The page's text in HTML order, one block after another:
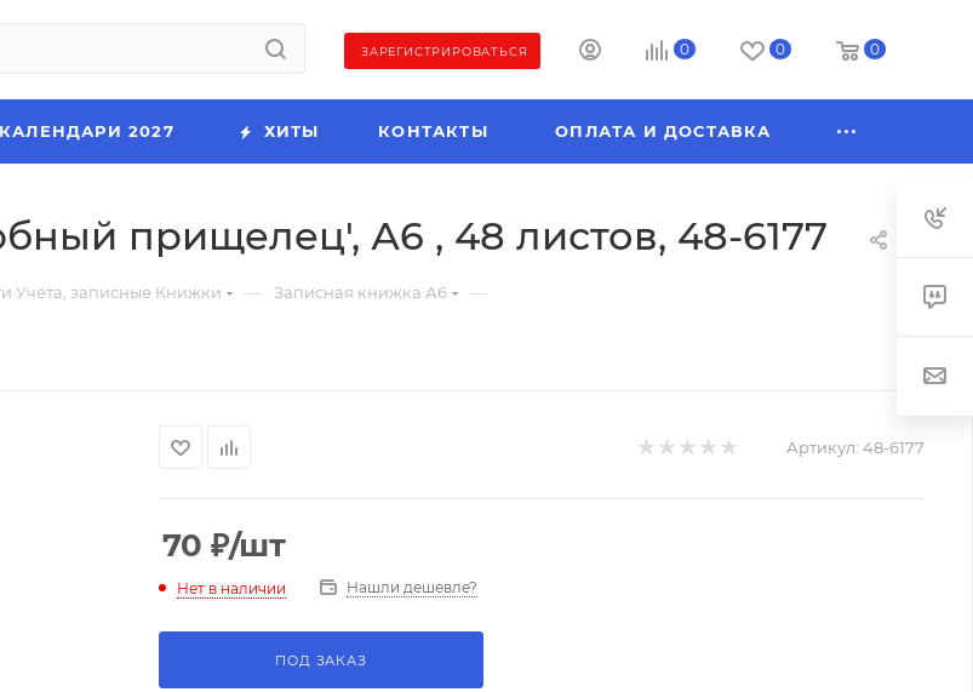
ЗАРЕГИСТРИРОВАТЬСЯ 0 0 0
КАЛЕНДАРИ 2027 ХИТЫ КОНТАКТЫ ОПЛАТА И ДОСТАВКА
прищелец', А6 , 48 листов, 48-6177
Учёта, записные Книжки — Записная книжка А6 —
Артикул: 48-6177
70 ₽/шт
Нет в наличии Нашли дешевле?
ПОД ЗАКАЗ